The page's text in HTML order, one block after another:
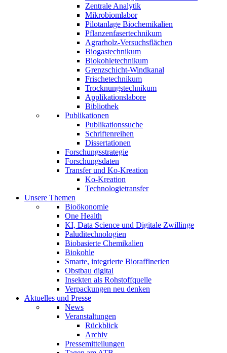
Zentrale Analytik
Mikrobiomlabor
Pilotanlage Biochemikalien
Pflanzenfasertechnikum
Agrarholz-Versuchsflächen
Biogastechnikum
Biokohletechnikum
Grenzschicht-Windkanal
Frischetechnikum
Trocknungstechnikum
Applikationslabore
Bibliothek
Publikationen
Publikationssuche
Schriftenreihen
Dissertationen
Forschungsstrategie
Forschungsdaten
Transfer und Ko-Kreation
Ko-Kreation
Technologietransfer
Unsere Themen
Bioökonomie
One Health
KI, Data Science und Digitale Zwillinge
Paluditechnologien
Biobasierte Chemikalien
Biokohle
Smarte, integrierte Bioraffinerien
Obstbau digital
Insekten als Rohstoffquelle
Verpackungen neu denken
Aktuelles und Presse
News
Veranstaltungen
Rückblick
Archiv
Pressemitteilungen